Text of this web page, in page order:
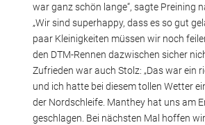
war ganz schön lange“, sagte Preining
„Wir sind superhappy, dass es so gut
paar Kleinigkeiten müssen wir noch
den DTM-Rennen dazwischen sicher
Zufrieden war auch Stolz: „Das war ein
und ich hatte bei diesem tollen Wetter
der Nordschleife. Manthey hat uns am
geschlagen. Bei nächsten Mal hoffen